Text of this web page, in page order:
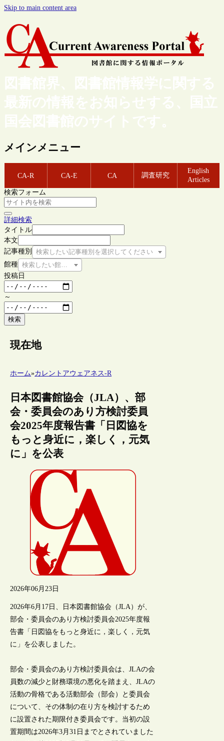
Skip to main content area
図書館界、図書館情報学に関する
最新の情報をお知らせする、国立
国会図書館のサイトです。
メインメニュー
CA-R CA-E CA 調査研究
English
Articles
検索フォーム
詳細検索
タイトル
本文
記事種別
検索したい記事種別を選択してください
館種 検索したい館種を選択してください
投稿日
～
検索
現在地
ホーム»カレントアウェアネス-R
日本図書館協会（JLA）、部
会・委員会のあり方検討委員
会2025年度報告書「日図協を
もっと身近に，楽しく，元気
に」を公表
2026年06月23日
2026年6月17日、日本図書館協会（JLA）が、
部会・委員会のあり方検討委員会2025年度報
告書「日図協をもっと身近に，楽しく，元気
に」を公表しました。
部会・委員会のあり方検討委員会は、JLAの会
員数の減少と財務環境の悪化を踏まえ、JLAの
活動の骨格である活動部会（部会）と委員会
について、その体制の在り方を検討するため
に設置された期限付き委員会です。当初の設
置期間は2026年3月31日までとされていました